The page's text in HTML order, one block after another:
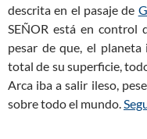
descrita en el pasaje de
SEÑOR está en control
pesar de que, el
total de su superficie,
Arca iba a salir ileso,
sobre todo el mundo.